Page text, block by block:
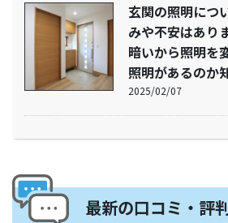
玄関の照明につ
みや不安はあり
暗いから照明を
照明があるのか
2025/02/07
最新の口コミ・評